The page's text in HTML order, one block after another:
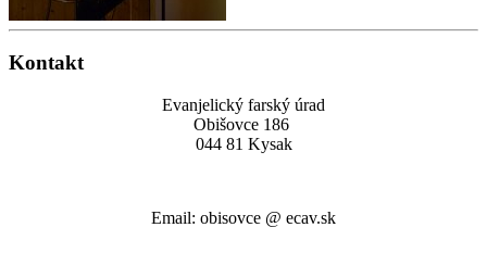
Kontakt
Evanjelický farský úrad
Obišovce 186
044 81 Kysak
Email: obisovce @ ecav.sk